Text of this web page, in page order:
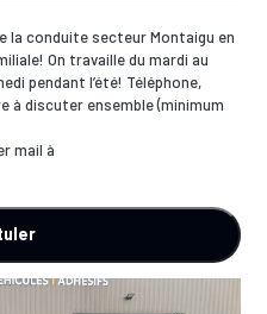
la conduite secteur Montaigu en
On travaille du mardi au
pendant l’été! Téléphone,
à discuter ensemble (minimum
mail à